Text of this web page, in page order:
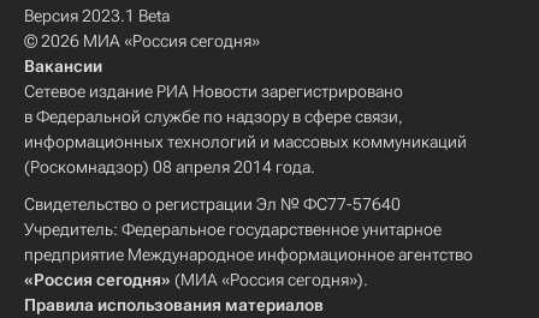
Версия 2023.1 Beta
© 2026 МИА «Россия сегодня»
Вакансии
Сетевое издание РИА Новости зарегистрировано
в Федеральной службе по надзору в сфере связи,
информационных технологий и массовых коммуникаций
(Роскомнадзор) 08 апреля 2014 года.
Свидетельство о регистрации Эл № ФС77-57640
Учредитель: Федеральное государственное унитарное
предприятие Международное информационное агентство
«Россия сегодня» (МИА «Россия сегодня»).
Правила использования материалов